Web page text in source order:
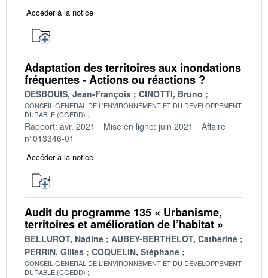
Accéder à la notice
Adaptation des territoires aux inondations
fréquentes - Actions ou réactions ?
DESBOUIS, Jean-François CINOTTI, Bruno
CONSEIL GENERAL DE L'ENVIRONNEMENT ET DU DEVELOPPEMENT
DURABLE (CGEDD)
Rapport: avr. 2021 Mise en ligne: juin 2021
Affaire
n°013346-01
Accéder à la notice
Audit du programme 135 « Urbanisme,
territoires et amélioration de l’habitat »
BELLUROT, Nadine
AUBEY-BERTHELOT, Catherine
PERRIN, Gilles
COQUELIN, Stéphane
CONSEIL GENERAL DE L'ENVIRONNEMENT ET DU DEVELOPPEMENT
DURABLE (CGEDD)